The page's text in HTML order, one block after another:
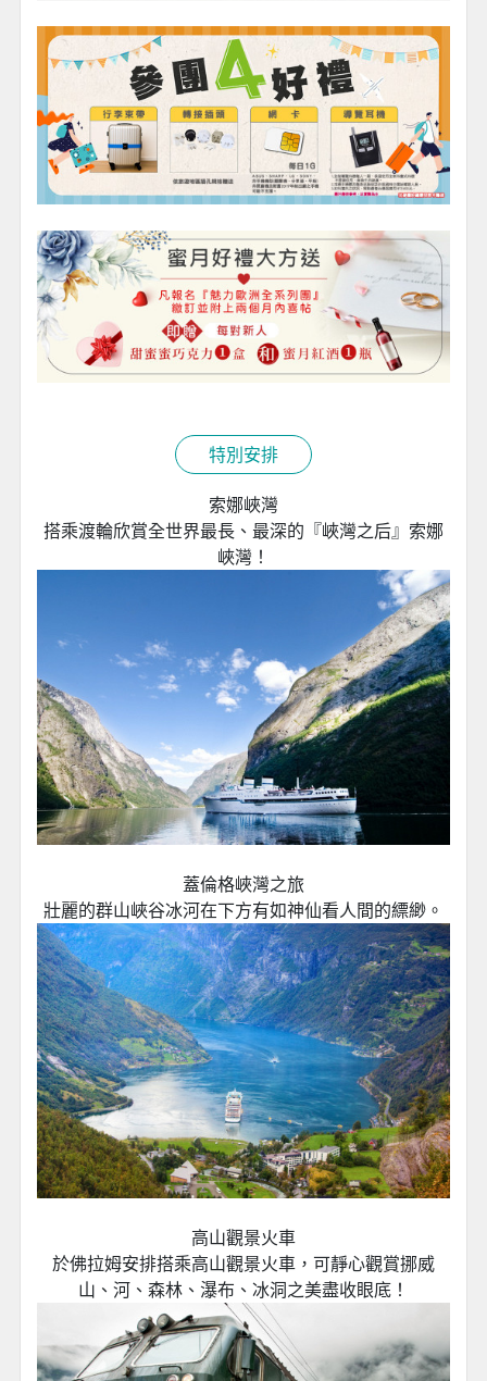
特別安排
索娜峽灣
搭乘渡輪欣賞全世界最長、最深的『峽灣之后』索娜
峽灣！
蓋倫格峽灣之旅
壯麗的群山峽谷冰河在下方有如神仙看人間的縹緲。
高山觀景火車
於佛拉姆安排搭乘高山觀景火車，可靜心觀賞挪威
山、河、森林、瀑布、冰洞之美盡收眼底！